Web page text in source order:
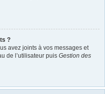
?
avez joints à vos messages et
de l’utilisateur puis Gestion des